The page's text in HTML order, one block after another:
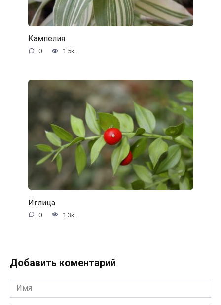
Кампелия
0 1.5к.
Иглица
0 1.3к.
Добавить коментарий
Имя
*